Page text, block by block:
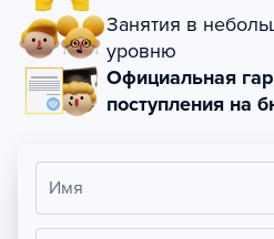
Занятия в
уровню
Официальная
поступления на
Имя